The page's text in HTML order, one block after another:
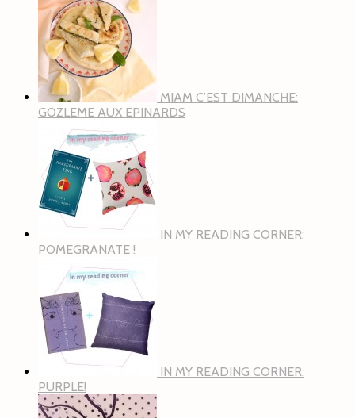
MIAM C’EST DIMANCHE:
GOZLEME AUX EPINARDS
IN MY READING CORNER:
POMEGRANATE !
IN MY READING CORNER:
PURPLE!